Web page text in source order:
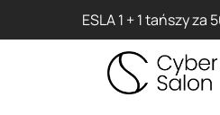
ESLA 1 + 1 tańszy za